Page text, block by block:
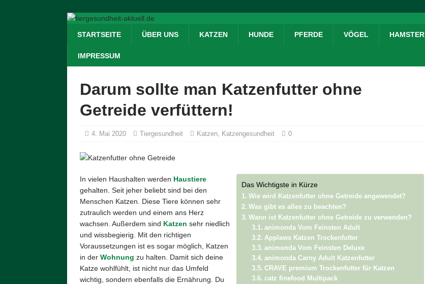
STARTSEITE ÜBER UNS KATZEN HUNDE PFERDE VÖGEL HAMSTER
IMPRESSUM
Darum sollte man Katzenfutter ohne
Getreide verfüttern!
4. Mai 2020 Tiergesundheit Katzen, Katzengesundheit 0
Das Wichtigste in Kürze
Wie wird Katzenfutter ohne Getreide angewendet?
Was gibt es alles zu beachten?
Wann ist Katzenfutter ohne Getreide zu verwenden?
animonda Vom Feinsten Adult
Applaws Katzen Trockenfutter
animonda Vom Feinsten Deluxe
animonda Carny Adult Katzenfutter
CRAVE premium Trockenfutter für Katzen
catz finefood Multipack
In vielen Haushalten werden Haustiere
gehalten. Seit jeher beliebt sind bei den
Menschen Katzen. Diese Tiere können sehr
zutraulich werden und einem ans Herz
wachsen. Außerdem sind Katzen sehr niedlich
und wissbegierig. Mit den richtigen
Voraussetzungen ist es sogar möglich, Katzen
in der Wohnung zu halten. Damit sich deine
Katze wohlfühlt, ist nicht nur das Umfeld
wichtig, sondern ebenfalls die Ernährung. Du